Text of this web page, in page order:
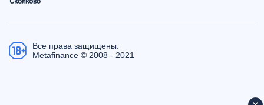
Все права защищены.
Metafinance © 2008 - 2021